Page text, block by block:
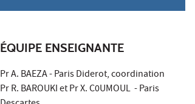
ÉQUIPE ENSEIGNANTE
Pr A. BAEZA - Paris Diderot, coordination
Pr R. BAROUKI et Pr X. C0UMOUL - Paris